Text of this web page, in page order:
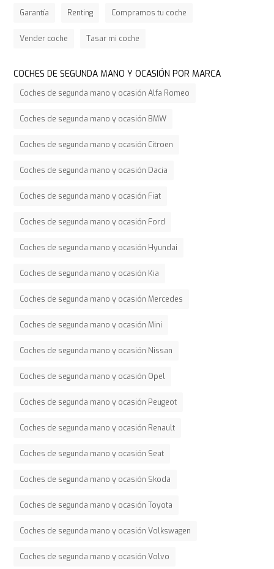
Garantía Renting Compramos tu coche
Vender coche Tasar mi coche
COCHES DE SEGUNDA MANO Y OCASIÓN POR MARCA
Coches de segunda mano y ocasión Alfa Romeo
Coches de segunda mano y ocasión BMW
Coches de segunda mano y ocasión Citroen
Coches de segunda mano y ocasión Dacia
Coches de segunda mano y ocasión Fiat
Coches de segunda mano y ocasión Ford
Coches de segunda mano y ocasión Hyundai
Coches de segunda mano y ocasión Kia
Coches de segunda mano y ocasión Mercedes
Coches de segunda mano y ocasión Mini
Coches de segunda mano y ocasión Nissan
Coches de segunda mano y ocasión Opel
Coches de segunda mano y ocasión Peugeot
Coches de segunda mano y ocasión Renault
Coches de segunda mano y ocasión Seat
Coches de segunda mano y ocasión Skoda
Coches de segunda mano y ocasión Toyota
Coches de segunda mano y ocasión Volkswagen
Coches de segunda mano y ocasión Volvo